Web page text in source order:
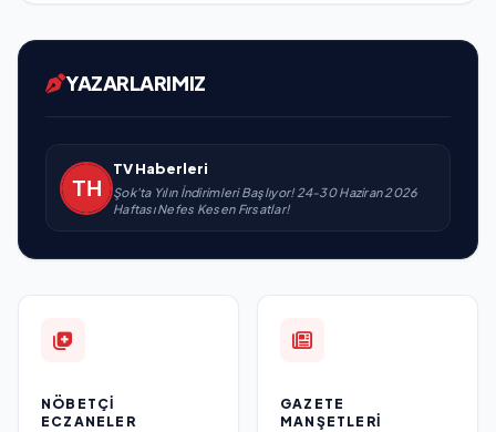
YAZARLARIMIZ
TV Haberleri
Şok'ta Yılın İndirimleri Başlıyor! 24-30 Haziran 2026
Haftası Nefes Kesen Fırsatlar!
NÖBETÇI
ECZANELER
GAZETE
MANŞETLERI